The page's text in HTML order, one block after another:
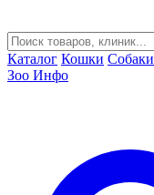
Каталог Кошки Собаки
Зоо Инфо